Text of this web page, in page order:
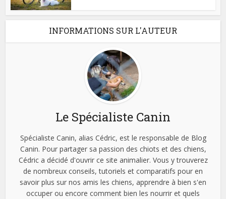
INFORMATIONS SUR L'AUTEUR
Le Spécialiste Canin
Spécialiste Canin, alias Cédric, est le responsable de Blog
Canin. Pour partager sa passion des chiots et des chiens,
Cédric a décidé d'ouvrir ce site animalier. Vous y trouverez
de nombreux conseils, tutoriels et comparatifs pour en
savoir plus sur nos amis les chiens, apprendre à bien s'en
occuper ou encore comment bien les nourrir et quels